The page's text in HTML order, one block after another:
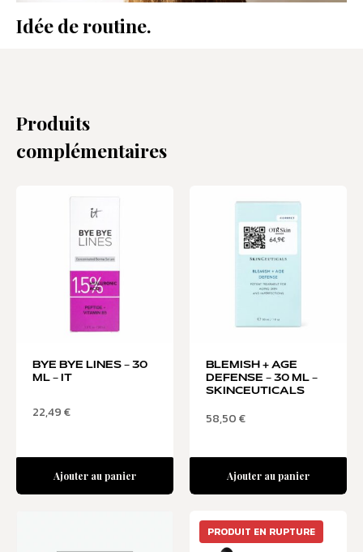
Idée de routine.
Produits
complémentaires
BYE BYE LINES – 30
ML – IT
22,49€
Ajouter au panier
BLEMISH + AGE
DEFENSE – 30 ML –
SKINCEUTICALS
58,50€
Ajouter au panier
PRODUIT EN RUPTURE